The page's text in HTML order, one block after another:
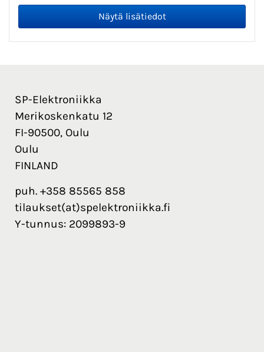
SP-Elektroniikka
Merikoskenkatu 12
FI-90500, Oulu
Oulu
FINLAND
puh. +358 85565 858
tilaukset(at)spelektroniikka.fi
Y-tunnus: 2099893-9